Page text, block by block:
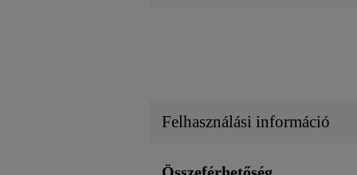
Felhasználási információ
Összeférhetőség